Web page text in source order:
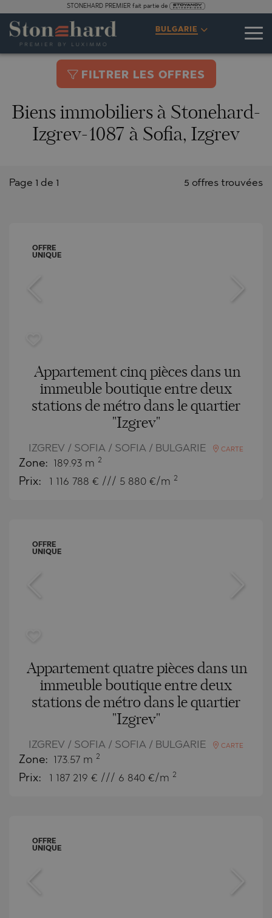
STONEHARD PREMIER fait partie de
BULGARIE
FILTRER LES OFFRES
Biens immobiliers à Stonehard-
Izgrev-1087 à Sofia, Izgrev
5 offres trouvées
Page 1 de 1
OFFRE
UNIQUE
Appartement cinq pièces dans un
immeuble boutique entre deux
stations de métro dans le quartier
"Izgrev"
IZGREV / SOFIA / SOFIA / BULGARIE CARTE
Zone: 189.93 m 2
Prix: 1 116 788 € /// 5 880 €/m 2
OFFRE
UNIQUE
Appartement quatre pièces dans un
immeuble boutique entre deux
stations de métro dans le quartier
"Izgrev"
IZGREV / SOFIA / SOFIA / BULGARIE CARTE
Zone: 173.57 m 2
Prix: 1 187 219 € /// 6 840 €/m 2
OFFRE
UNIQUE